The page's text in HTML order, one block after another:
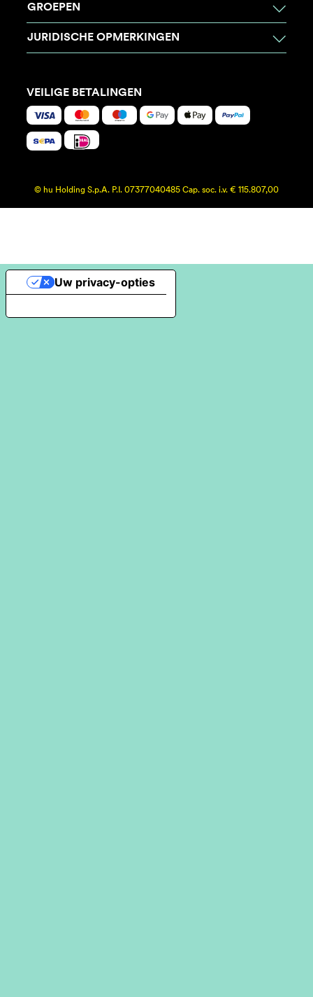
GROEPEN
JURIDISCHE OPMERKINGEN
VEILIGE BETALINGEN
© hu Holding S.p.A. P.I. 07377040485 Cap. soc. i.v. € 115.807,00
Uw privacy-opties